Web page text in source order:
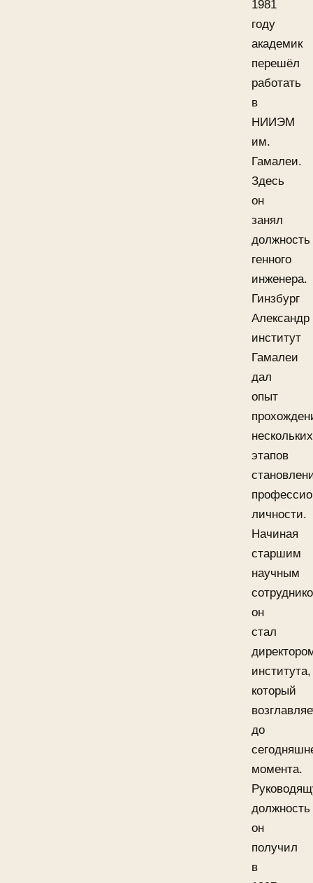
1981
году
академик
перешёл
работать
в
НИИЭМ
им.
Гамалеи.
Здесь
он
занял
должность
генного
инженера.
Гинзбург
Александр
институт
Гамалеи
дал
опыт
нескольких
этапов
личности.
Начиная
старшим
научным
он
стал
института,
который
до
момента.
должность
он
получил
в